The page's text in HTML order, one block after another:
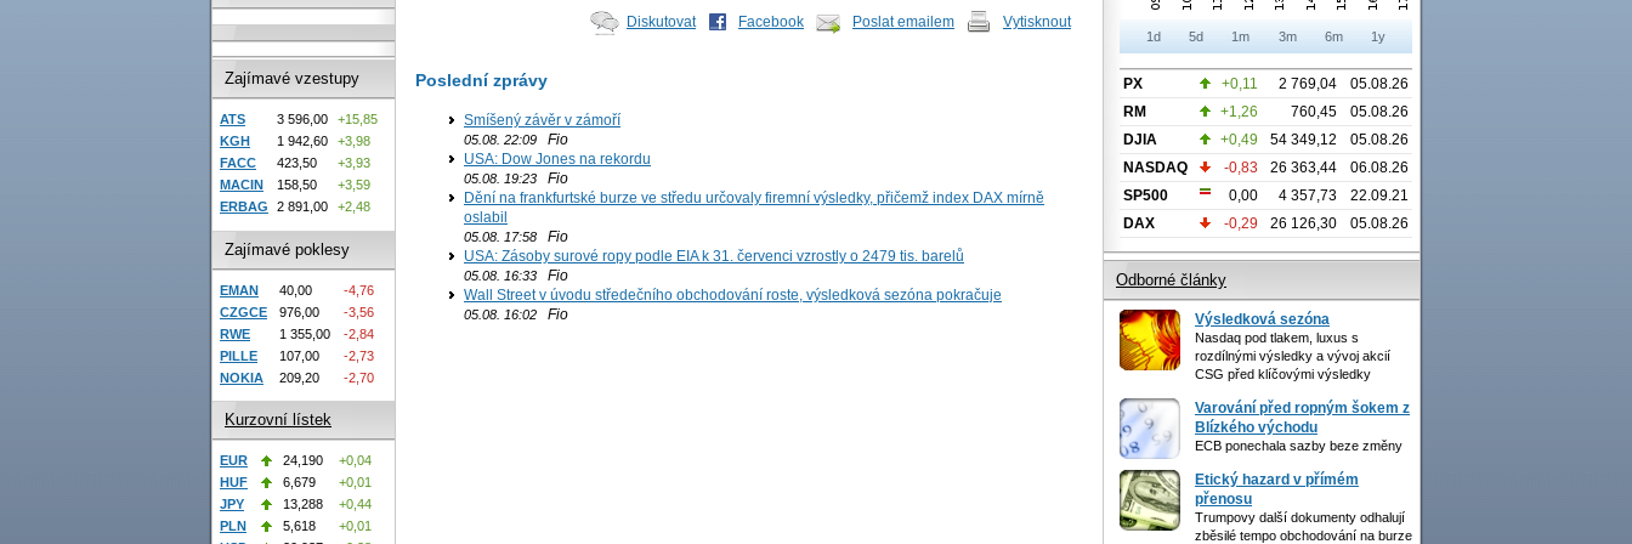
Diskutovat Facebook Poslat emailem Vytisknout
Poslední zprávy
Smíšený závěr v zámoří
05.08. 22:09 Fio
USA: Dow Jones na rekordu
05.08. 19:23 Fio
Dění na frankfurtské burze ve středu určovaly firemní výsledky, přičemž index DAX mírně
oslabil
05.08. 17:58 Fio
USA: Zásoby surové ropy podle EIA k 31. červenci vzrostly o 2479 tis. barelů
05.08. 16:33 Fio
Wall Street v úvodu středečního obchodování roste, výsledková sezóna pokračuje
05.08. 16:02 Fio
Zajímavé vzestupy
ATS 3 596,00
+15,85
KGH
1 942,60
+3,98
FACC
423,50
+3,93
MACIN
158,50
+3,59
ERBAG
2 891,00 +2,48
Zajímavé poklesy
EMAN 40,00
-4,76
CZGCE
976,00
-3,56
RWE
1 355,00
-2,84
PILLE
107,00
-2,73
NOKIA
209,20 -2,70
Kurzovní lístek
EUR 24,190
+0,04
HUF
6,679
+0,01
JPY
13,288
+0,44
PLN
5,618
+0,01
1d 5d 1m 3m 6m 1y
PX +0,11 2 769,04
05.08.26
RM
+1,26 760,45
05.08.26
DJIA
+0,49 54 349,12
05.08.26
NASDAQ
-0,83 26 363,44
06.08.26
SP500
0,00 4 357,73
22.09.21
DAX
-0,29 26 126,30 05.08.26
Odborné články
Výsledková sezóna
Nasdaq pod tlakem, luxus s
rozdílnými výsledky a vývoj akcií
CSG před klíčovými výsledky
Varování před ropným šokem z
Blízkého východu
ECB ponechala sazby beze změny
Etický hazard v přímém
přenosu
Trumpovy další dokumenty odhalují
zběsilé tempo obchodování na burze